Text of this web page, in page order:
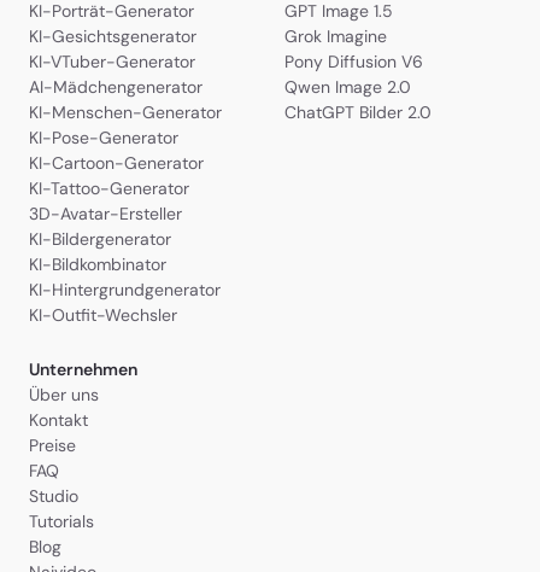
KI-Porträt-Generator
KI-Gesichtsgenerator
KI-VTuber-Generator
AI-Mädchengenerator
KI-Menschen-Generator
KI-Pose-Generator
KI-Cartoon-Generator
KI-Tattoo-Generator
3D-Avatar-Ersteller
KI-Bildergenerator
KI-Bildkombinator
KI-Hintergrundgenerator
KI-Outfit-Wechsler
GPT Image 1.5
Grok Imagine
Pony Diffusion V6
Qwen Image 2.0
ChatGPT Bilder 2.0
Unternehmen
Über uns
Kontakt
Preise
FAQ
Studio
Tutorials
Blog